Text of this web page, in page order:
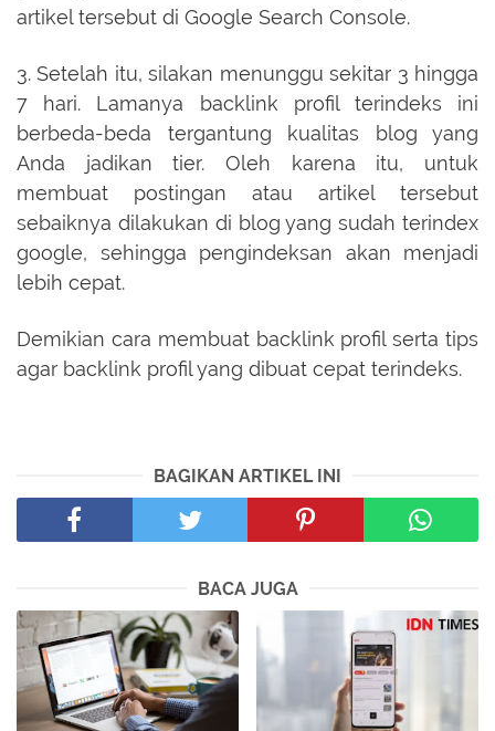
artikel tersebut di Google Search Console.
3. Setelah itu, silakan menunggu sekitar 3 hingga
7 hari. Lamanya backlink profil terindeks ini
berbeda-beda tergantung kualitas blog yang
Anda jadikan tier. Oleh karena itu, untuk
membuat postingan atau artikel tersebut
sebaiknya dilakukan di blog yang sudah terindex
google, sehingga pengindeksan akan menjadi
lebih cepat.
Demikian cara membuat backlink profil serta tips
agar backlink profil yang dibuat cepat terindeks.
BAGIKAN ARTIKEL INI
BACA JUGA